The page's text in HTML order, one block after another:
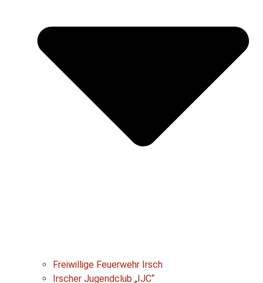
Freiwillige Feuerwehr Irsch
Irscher Jugendclub „IJC“